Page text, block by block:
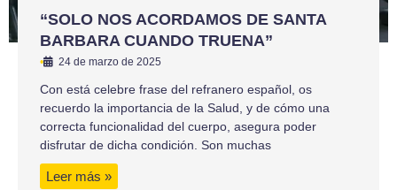
“SOLO NOS ACORDAMOS DE SANTA
BARBARA CUANDO TRUENA”
• 24 de marzo de 2025
Con está celebre frase del refranero español, os
recuerdo la importancia de la Salud, y de cómo una
correcta funcionalidad del cuerpo, asegura poder
disfrutar de dicha condición. Son muchas
Leer más »